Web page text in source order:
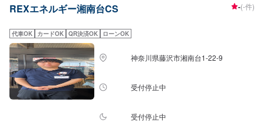
REXエネルギー湘南台CS -(-件)
代車OK カードOK QR決済OK ローンOK
神奈川県藤沢市湘南台1-22-9
受付停止中
受付停止中